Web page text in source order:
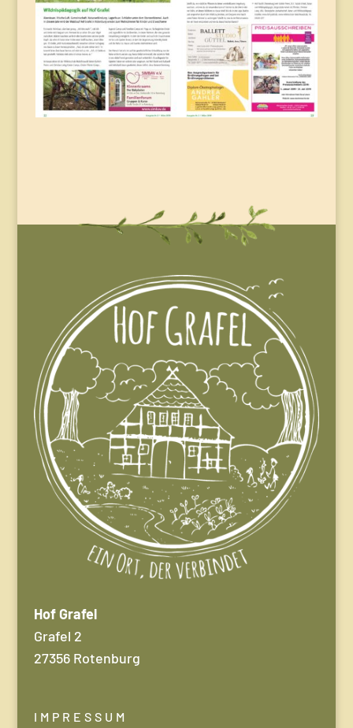
Hof Grafel
Grafel 2
27356 Rotenburg
IMPRESSUM